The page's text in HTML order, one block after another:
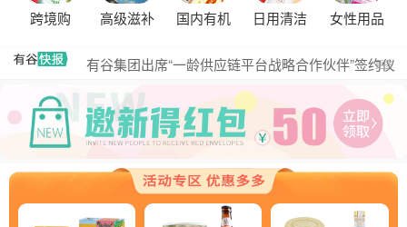
跨境购 高级滋补 国内有机 日用清洁 女性用品
更多
有谷集团出席“一龄供应链平台战略合作伙伴”签约仪
式，共筑大健康产业有机生态新未来
有谷健康商城 | PIKOBELLO趣味农场儿童意面：德国
匠心打造的无盐健康新主张
有谷健康 | PIKOBELLO牌儿童意面：健康与美味的完
美结合
探寻黑钻奥秘：有谷健康与塞尔维亚黑松露的完美邂
探秘塞尔维亚黑松露：舌尖上的黑钻石
品味卓越，OE 中欧有机双认证红酒的独特魅力